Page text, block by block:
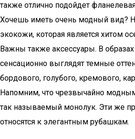
также отлично подойдет
Хочешь иметь очень модный вид?
экокожи, которая является хитом
Важны также аксессуары. В
сенсационно выглядят темные
бордового, голубого, кремового,
Напомним, что чрезвычайно
так называемый монолук. Эти же
относятся к элегантным рубашкам.